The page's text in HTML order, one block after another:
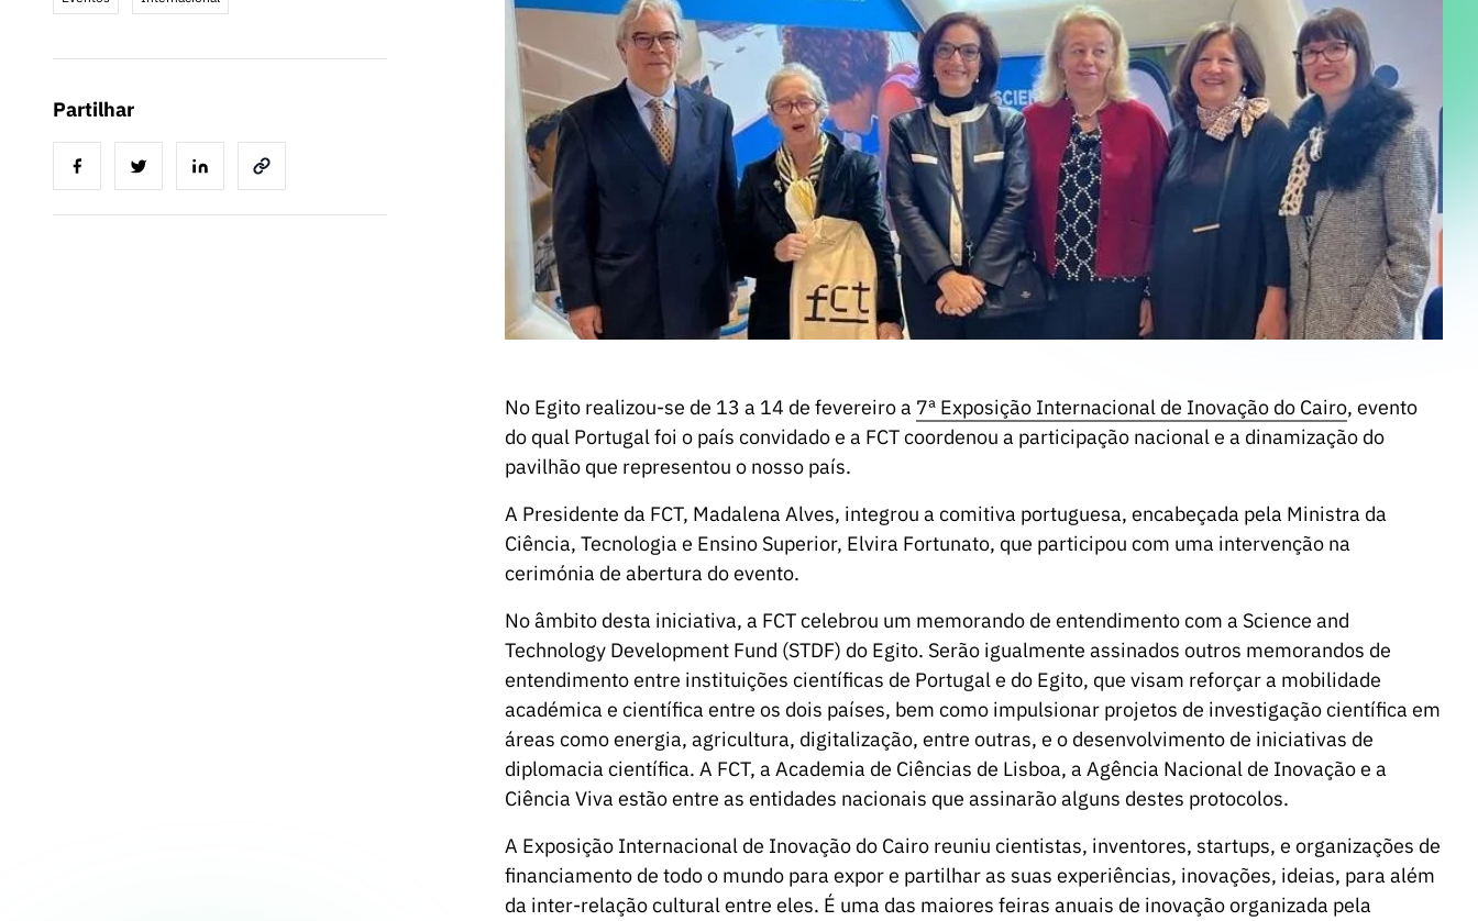
Partilhar
No Egito realizou-se de 13 a 14 de fevereiro a 7ª Exposição Internacional de Inovação do Cairo, evento
do qual Portugal foi o país convidado e a FCT coordenou a participação nacional e a dinamização do
pavilhão que representou o nosso país.
A Presidente da FCT, Madalena Alves, integrou a comitiva portuguesa, encabeçada pela Ministra da
Ciência, Tecnologia e Ensino Superior, Elvira Fortunato, que participou com uma intervenção na
cerimónia de abertura do evento.
No âmbito desta iniciativa, a FCT celebrou um memorando de entendimento com a Science and
Technology Development Fund (STDF) do Egito. Serão igualmente assinados outros memorandos de
entendimento entre instituições científicas de Portugal e do Egito, que visam reforçar a mobilidade
académica e científica entre os dois países, bem como impulsionar projetos de investigação científica em
áreas como energia, agricultura, digitalização, entre outras, e o desenvolvimento de iniciativas de
diplomacia científica. A FCT, a Academia de Ciências de Lisboa, a Agência Nacional de Inovação e a
Ciência Viva estão entre as entidades nacionais que assinarão alguns destes protocolos.
A Exposição Internacional de Inovação do Cairo reuniu cientistas, inventores, startups, e organizações de
financiamento de todo o mundo para expor e partilhar as suas experiências, inovações, ideias, para além
da inter-relação cultural entre eles. É uma das maiores feiras anuais de inovação organizada pela